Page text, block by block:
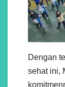
Dengan
sehat ini,